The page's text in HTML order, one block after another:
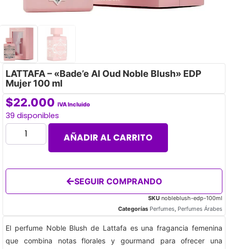
LATTAFA – «Bade’e Al Oud Noble Blush» EDP
Mujer 100 ml
$22.000 IVA Incluido
39 disponibles
AÑADIR AL CARRITO
SEGUIR COMPRANDO
SKU nobleblush-edp-100ml
Categorías Perfumes, Perfumes Árabes
El perfume Noble Blush de Lattafa es una fragancia femenina
que combina notas florales y gourmand para ofrecer una